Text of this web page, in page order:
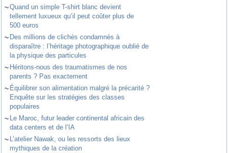
~Quand un simple T-shirt blanc devient
tellement luxueux qu’il peut coûter plus de
500 euros
~ Des millions de clichés condamnés à
disparaître : l’héritage photographique oublié de
la physique des particules
~ Héritons-nous des traumatismes de nos
parents ? Pas exactement
~ Équilibrer son alimentation malgré la précarité ?
Enquête sur les stratégies des classes
populaires
~ Le Maroc, futur leader continental africain des
data centers et de l’IA
~ L’atelier Nawak, ou les ressorts des lieux
mythiques de la création